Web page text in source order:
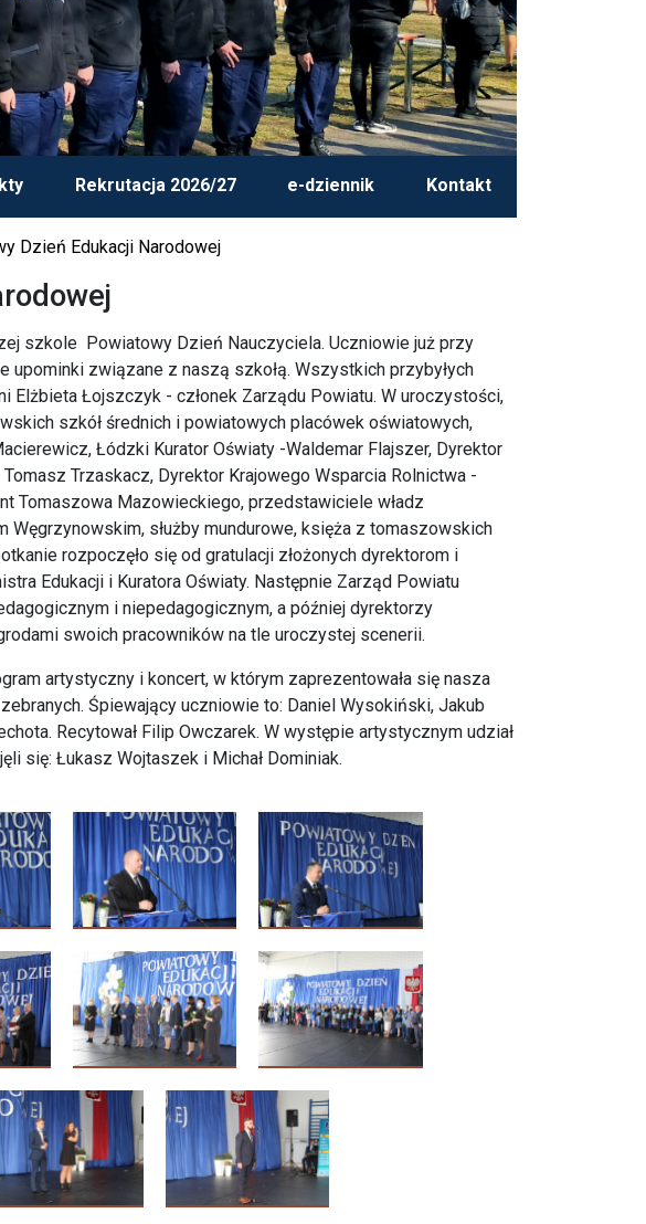
Rekrutacja 2026/27 e-dziennik Kontakt
Dzień Edukacji Narodowej
szkole Powiatowy Dzień Nauczyciela. Uczniowie już przy
związane z naszą szkołą. Wszystkich przybyłych
Elżbieta Łojszczyk - członek Zarządu Powiatu. W uroczystości,
szkół średnich i powiatowych placówek oświatowych,
Łódzki Kurator Oświaty -Waldemar Flajszer, Dyrektor
Trzaskacz, Dyrektor Krajowego Wsparcia Rolnictwa -
Tomaszowa Mazowieckiego, przedstawiciele władz
służby mundurowe, księża z tomaszowskich
rozpoczęło się od gratulacji złożonych dyrektorom i
Edukacji i Kuratora Oświaty. Następnie Zarząd Powiatu
i niepedagogicznym, a później dyrektorzy
swoich pracowników na tle uroczystej scenerii.
artystyczny i koncert, w którym zaprezentowała się nasza
Śpiewający uczniowie to: Daniel Wysokiński, Jakub
Recytował Filip Owczarek. W występie artystycznym udział
się: Łukasz Wojtaszek i Michał Dominiak.